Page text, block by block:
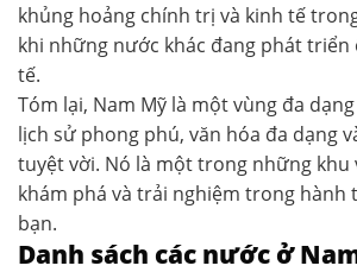
khủng hoảng chính trị và kinh tế
khi những nước khác đang phát triển
tế.
Tóm lại, Nam Mỹ là một vùng đa
lịch sử phong phú, văn hóa đa dạng
tuyệt vời. Nó là một trong những khu
khám phá và trải nghiệm trong hành
bạn.
Danh sách các nước ở